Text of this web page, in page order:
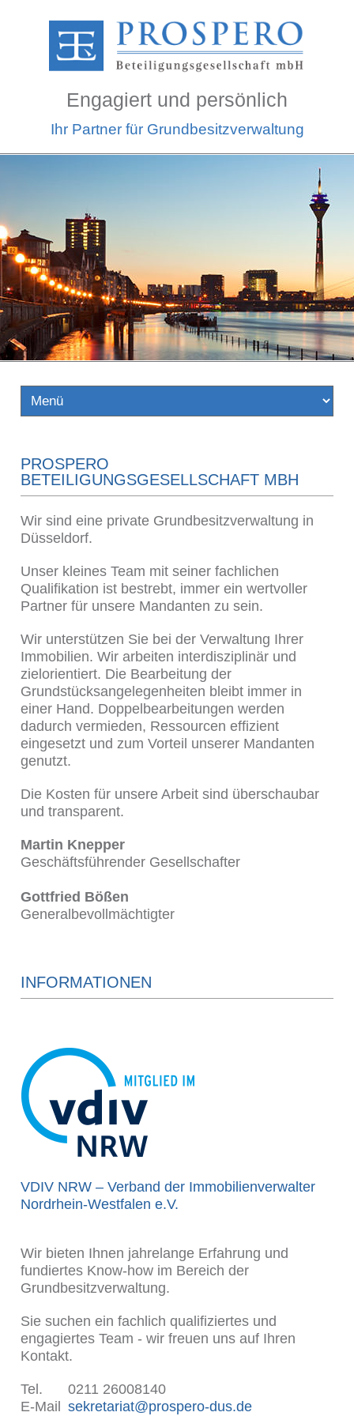
Engagiert und persönlich
Ihr Partner für Grundbesitzverwaltung
PROSPERO
BETEILIGUNGSGESELLSCHAFT MBH
Wir sind eine private Grundbesitzverwaltung in
Düsseldorf.
Unser kleines Team mit seiner fachlichen
Qualifikation ist bestrebt, immer ein wertvoller
Partner für unsere Mandanten zu sein.
Wir unterstützen Sie bei der Verwaltung Ihrer
Immobilien. Wir arbeiten interdisziplinär und
zielorientiert. Die Bearbeitung der
Grundstücksangelegenheiten bleibt immer in
einer Hand. Doppelbearbeitungen werden
dadurch vermieden, Ressourcen effizient
eingesetzt und zum Vorteil unserer Mandanten
genutzt.
Die Kosten für unsere Arbeit sind überschaubar
und transparent.
Martin Knepper
Geschäftsführender Gesellschafter
Gottfried Bößen
Generalbevollmächtigter
INFORMATIONEN
VDIV NRW – Verband der Immobilienverwalter
Nordrhein-Westfalen e.V.
Wir bieten Ihnen jahrelange Erfahrung und
fundiertes Know-how im Bereich der
Grundbesitzverwaltung.
Sie suchen ein fachlich qualifiziertes und
engagiertes Team - wir freuen uns auf Ihren
Kontakt.
Tel.
0211 26008140
E-Mail
sekretariat@prospero-dus.de